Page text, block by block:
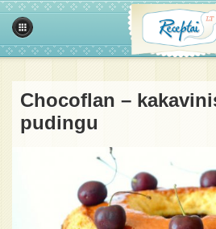
Chocoflan –
pudingu